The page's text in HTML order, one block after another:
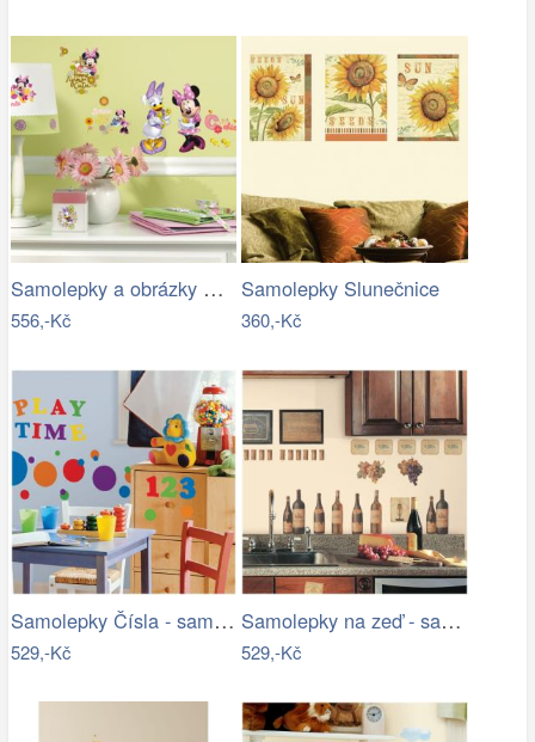
Samolepky a obrázky Disney. Nálepky na…
556,-Kč
Samolepky Slunečnice
360,-Kč
Samolepky Čísla - samolepící dekorace
529,-Kč
Samolepky na zeď - samolepící dekorace…
529,-Kč